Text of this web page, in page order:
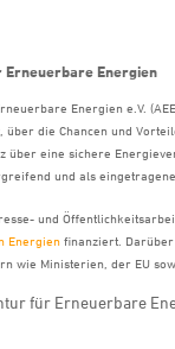
Erneuerbare Energien
Energien e.V.
über die Chancen und
über eine sichere
und als
und
Energien finanziert.
wie Ministerien, der EU
für Erneuerbare